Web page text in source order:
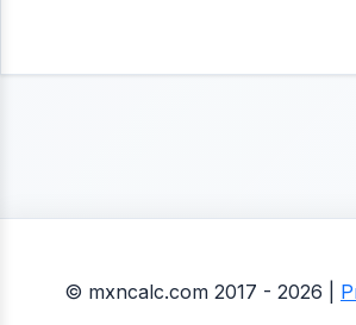
© mxncalc.com 2017 - 2026 |